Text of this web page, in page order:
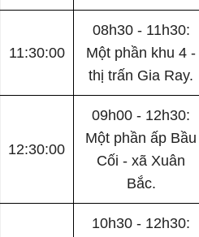
11:30:00
08h30 - 11h30:
Một phần khu 4 -
thị trấn Gia Ray.
12:30:00
09h00 - 12h30:
Một phần ấp Bầu
Cối - xã Xuân
Bắc.
10h30 - 12h30: